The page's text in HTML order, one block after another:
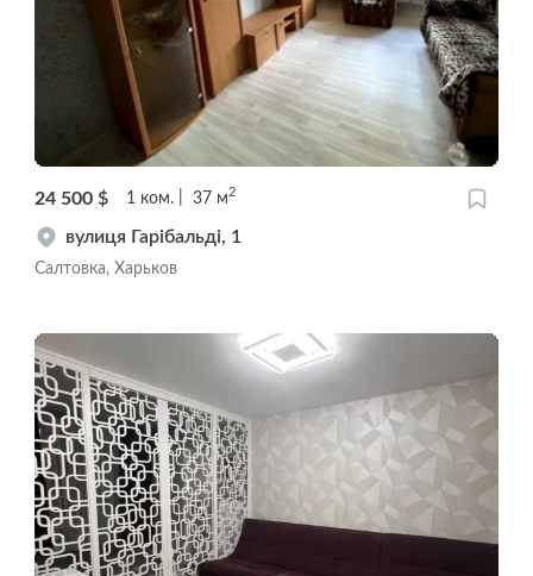
24 500 $ 1 ком. 37 м2
вулиця Гарібальді, 1
Салтовка, Харьков